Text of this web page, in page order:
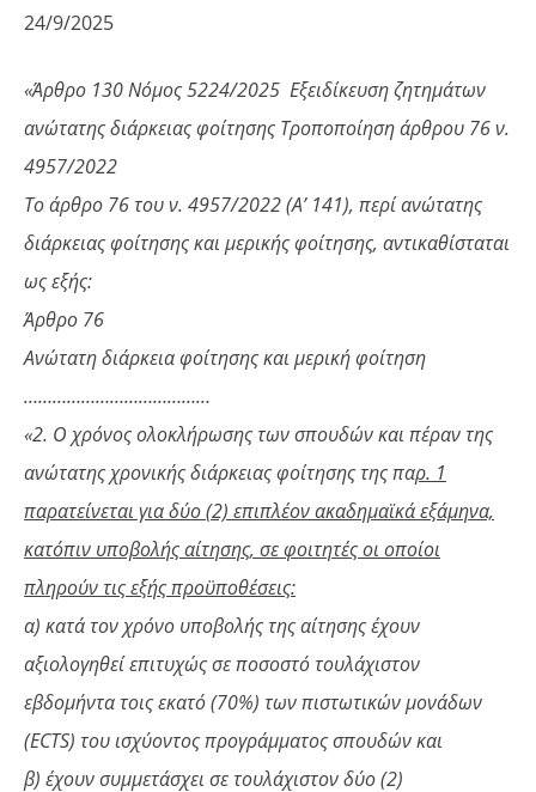
24/9/2025
«Άρθρο 130 Νόμος 5224/2025 Εξειδίκευση ζητημάτων
ανώτατης διάρκειας φοίτησης Τροποποίηση άρθρου 76 ν.
4957/2022
Το άρθρο 76 του ν. 4957/2022 (Α’ 141), περί ανώτατης
διάρκειας φοίτησης και μερικής φοίτησης, αντικαθίσταται
ως εξής:
Άρθρο 76
Ανώτατη διάρκεια φοίτησης και μερική φοίτηση
…………………………………
«2. Ο χρόνος ολοκλήρωσης των σπουδών και πέραν της
ανώτατης χρονικής διάρκειας φοίτησης της παρ. 1
παρατείνεται για δύο (2) επιπλέον ακαδημαϊκά εξάμηνα,
κατόπιν υποβολής αίτησης, σε φοιτητές οι οποίοι
πληρούν τις εξής προϋποθέσεις:
α) κατά τον χρόνο υποβολής της αίτησης έχουν
αξιολογηθεί επιτυχώς σε ποσοστό τουλάχιστον
εβδομήντα τοις εκατό (70%) των πιστωτικών μονάδων
(ECTS) του ισχύοντος προγράμματος σπουδών και
β) έχουν συμμετάσχει σε τουλάχιστον δύο (2)